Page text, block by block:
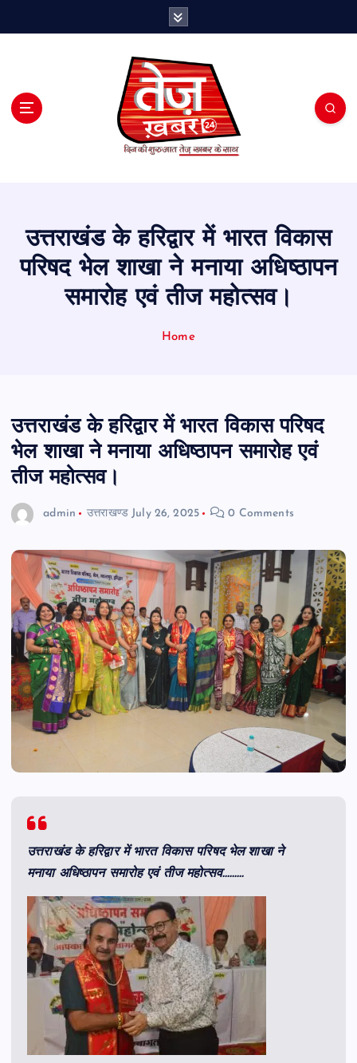
उत्तराखंड के हरिद्वार में भारत विकास
परिषद भेल शाखा ने मनाया अधिष्ठापन
समारोह एवं तीज महोत्सव।
Home
उत्तराखंड के हरिद्वार में भारत विकास परिषद
भेल शाखा ने मनाया अधिष्ठापन समारोह एवं
तीज महोत्सव।
admin उत्तराखण्ड July 26, 2025 0 Comments
उत्तराखंड के हरिद्वार में भारत विकास परिषद भेल शाखा ने
मनाया अधिष्ठापन समारोह एवं तीज महोत्सव………